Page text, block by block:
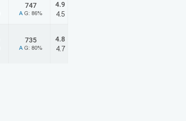
747
A G: 86%
4.9
4.5
735
A G: 80%
4.8
4.7